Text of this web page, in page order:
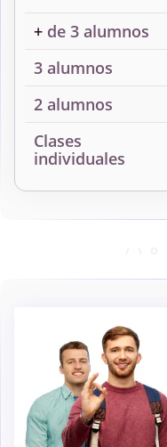
+ de 3 alumnos
3 alumnos
2 alumnos
Clases
individuales